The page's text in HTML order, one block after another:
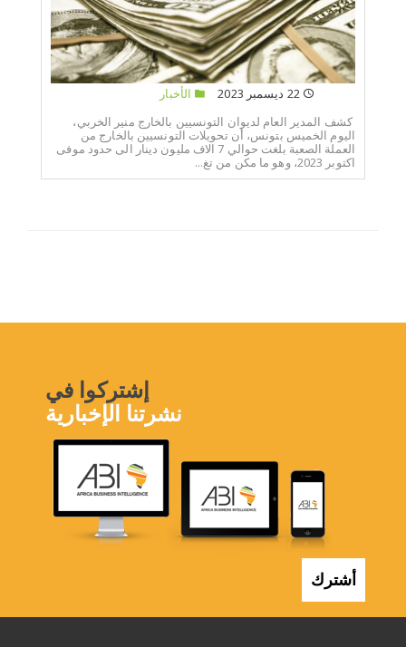
22 ديسمبر 2023
الأخبار
كشف المدير العام لديوان التونسيين بالخارج منير الخربي،
اليوم الخميس بتونس، أن تحويلات التونسيين بالخارج من
العملة الصعبة بلغت حوالي 7 الاف مليون دينار الى حدود موفى
اكتوبر 2023، وهو ما مكن من تغ...
إشتركوا في
نشرتنا الإخبارية
أشترك